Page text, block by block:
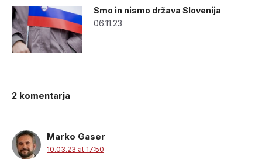
Smo in nismo država Slovenija
06.11.23
2 komentarja
Marko Gaser
10.03.23 at 17:50